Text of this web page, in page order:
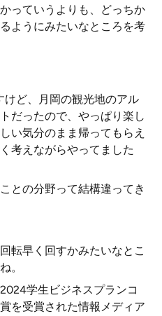
っていうよりも、どっちか
ようにみたいなところを考
けど、月岡の観光地のアル
だったので、やっぱり楽し
い気分のまま帰ってもらえ
考えながらやってました
との分野って結構違ってき
転早く回すかみたいなとこ
。
学生ビジネスプランコ
を受賞された情報メディア